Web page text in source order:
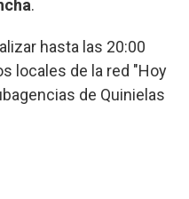
.
hasta las 20:00
locales de la red "Hoy
de Quinielas